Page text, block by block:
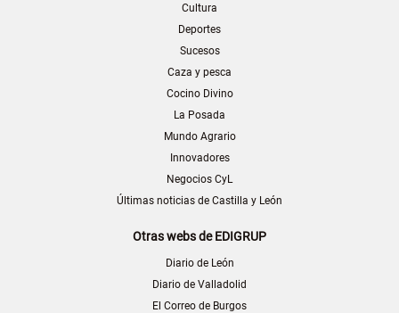
Cultura
Deportes
Sucesos
Caza y pesca
Cocino Divino
La Posada
Mundo Agrario
Innovadores
Negocios CyL
Últimas noticias de Castilla y León
Otras webs de EDIGRUP
Diario de León
Diario de Valladolid
El Correo de Burgos